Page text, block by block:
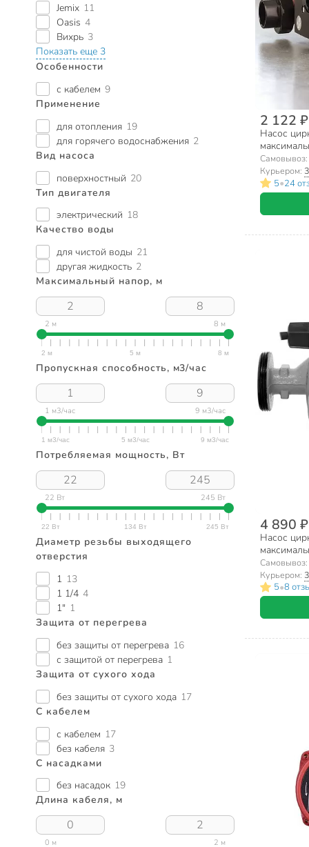
Jemix 11
Oasis 4
Вихрь 3
Показать еще 3
Особенности
с кабелем 9
Применение
для отопления 19
для горячего водоснабжения 2
Вид насоса
поверхностный 20
Тип двигателя
электрический 18
Качество воды
для чистой воды 21
другая жидкость 2
Максимальный напор, м
2 м 8 м
Пропускная способность, м3/час
1 м3/час 9 м3/час
Потребляемая мощность, Вт
22 Вт 245 Вт
Диаметр резьбы выходящего
отверстия
1 13
1 1/4 4
1" 1
Защита от перегрева
без защиты от перегрева 16
с защитой от перегрева 1
Защита от сухого хода
без защиты от сухого хода 17
С кабелем
с кабелем 17
без кабеля 3
С насадками
без насадок 19
Длина кабеля, м
0 м 2 м
2 122 ₽
Насос
кабелем,
Самовывоз:
Курьером:
5•24
4 890 ₽
Насос
ЦРН-32/4
Самовывоз:
Курьером:
5•8